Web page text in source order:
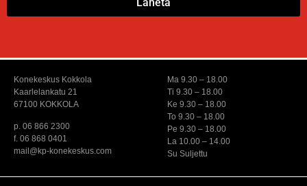
Konekeskus Kokkola
Kaarlelankatu 21
67100 KOKKOLA
p. 06 866 2300
f. 06 868 0401
mail@kp-konekeskus.com
Ma 9.30 – 18.00
Ti 9.30 – 18.00
Ke 9.30 – 18.00
To 9.30 – 18.00
Pe 9.30 – 18.00
La 10.00 – 14.00
Su Suljettu